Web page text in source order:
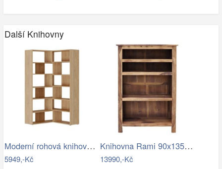
Další Knihovny
Moderní rohová knihovna Houseland Molly…
5949,-Kč
Knihovna Rami 90x135x35 z indického…
13990,-Kč